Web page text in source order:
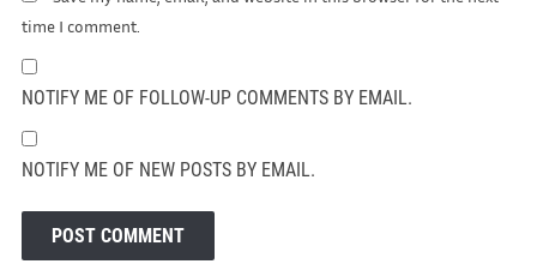
time I comment.
NOTIFY ME OF FOLLOW-UP COMMENTS BY EMAIL.
NOTIFY ME OF NEW POSTS BY EMAIL.